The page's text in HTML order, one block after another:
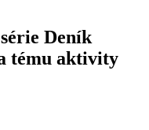
Deník
tému aktivity